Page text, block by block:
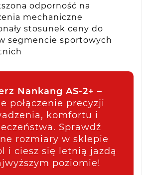
odporność na
mechaniczne
stosunek ceny do
segmencie sportowych
Nankang AS-2+ –
połączenie precyzji
komfortu i
Sprawdź
rozmiary w sklepie
i ciesz się letnią jazdą
poziomie!